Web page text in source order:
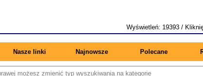
Wyświetleń: 19393 /
Nasze linki Najnowsze Polecane